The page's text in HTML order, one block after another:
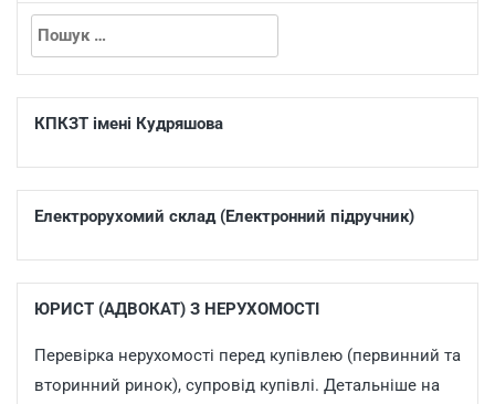
КПКЗТ імені Кудряшова
Електрорухомий склад (Електронний підручник)
ЮРИСТ (АДВОКАТ) З НЕРУХОМОСТІ
Перевірка нерухомості перед купівлею (первинний та
вторинний ринок), супровід купівлі. Детальніше на